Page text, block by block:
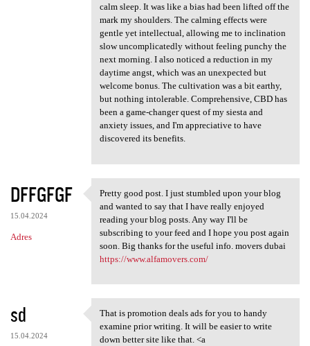
calm sleep. It was like a bias had been lifted off the
mark my shoulders. The calming effects were
gentle yet intellectual, allowing me to inclination
slow uncomplicatedly without feeling punchy the
next morning. I also noticed a reduction in my
daytime angst, which was an unexpected but
welcome bonus. The cultivation was a bit earthy,
but nothing intolerable. Comprehensive, CBD has
been a game-changer quest of my siesta and
anxiety issues, and I'm appreciative to have
discovered its benefits.
DFFGFGF
15.04.2024
Adres
Pretty good post. I just
Pretty good post. I just stumbled upon your blog
and wanted to say that I have really enjoyed
reading your blog posts. Any way I'll be
subscribing to your feed and I hope you post again
soon. Big thanks for the useful info. movers dubai
https://www.alfamovers.com/
sd
15.04.2024
That is promotion deals ads
That is promotion deals ads for you to handy
examine prior writing. It will be easier to write
down better site like that. <a